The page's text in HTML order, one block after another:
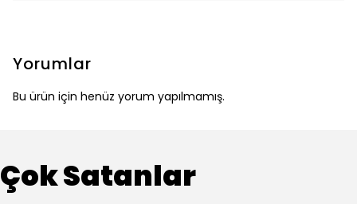
Yorumlar
Bu ürün için henüz yorum yapılmamış.
Çok Satanlar